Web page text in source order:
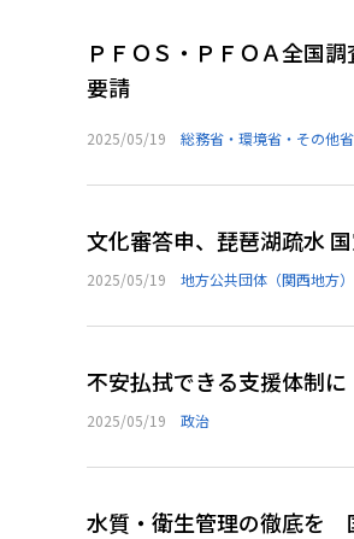
ＰＦＯＳ・ＰＦＯＡ全国
要請
2025/05/19 総務省・環境省・その他
文化審答申、琵琶湖疏水
2025/05/19 地方公共団体（関西地方）
不安払拭できる支援体制
2025/05/19 政治
水質・衛生管理の徹底を